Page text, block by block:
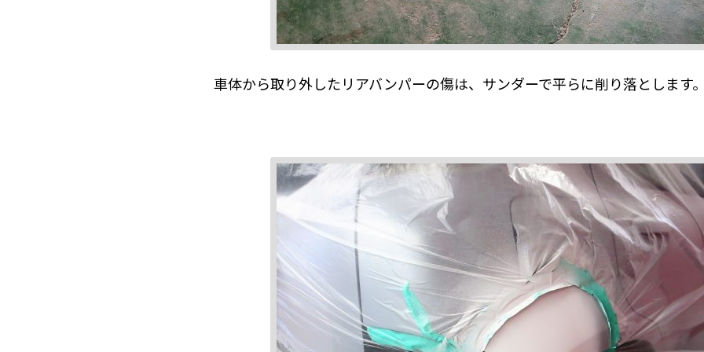
車体から取り外したリアバンパーの傷は、サンダーで平らに削り落とします